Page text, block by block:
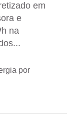
em
e
na
por